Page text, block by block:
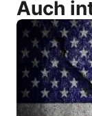
Auch